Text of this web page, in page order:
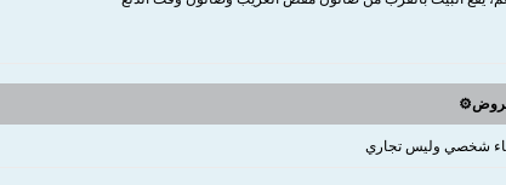
شخصي وليس تجاري